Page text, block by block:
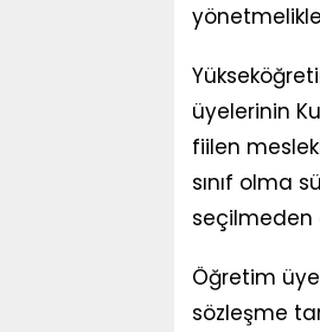
üyelerinin
fiilen
sınıf olma
seçilmeden
Öğretim
sözleşme